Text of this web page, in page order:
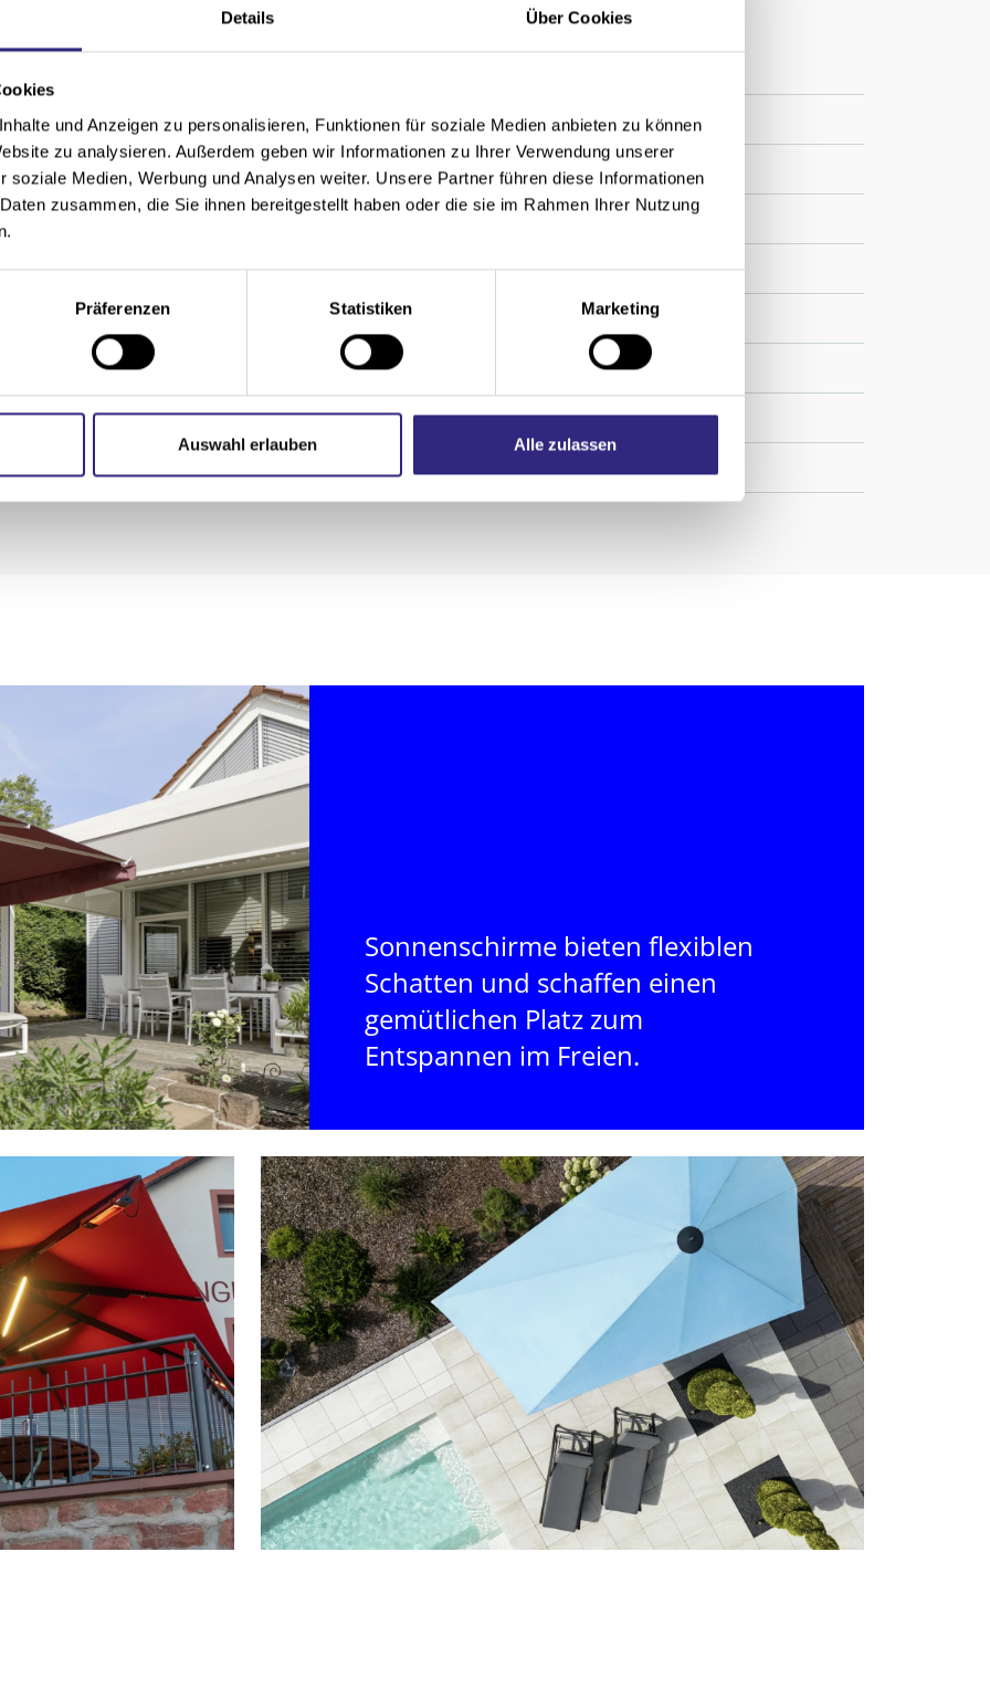
Details Über Cookies
und Anzeigen zu personalisieren, Funktionen für soziale Medien anbieten zu können
zu analysieren. Außerdem geben wir Informationen zu Ihrer Verwendung unserer
soziale Medien, Werbung und Analysen weiter. Unsere Partner führen diese Informationen
zusammen, die Sie ihnen bereitgestellt haben oder die sie im Rahmen Ihrer Nutzung
Präferenzen Statistiken Marketing
Auswahl erlauben Alle zulassen
x 700 cm
cm
700 cm
Motor
200 RAL-Farben (pulverbeschichtet, ohne Aufpreis)
Dessins aus 100% robuster Acryl-Faser
Wandmontage
Sonnenschirme bieten flexiblen
Schatten und schaffen einen
gemütlichen Platz zum
Entspannen im Freien.